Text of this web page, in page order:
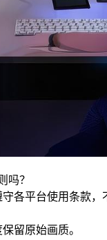
吗？
各平台使用条款，
留原始画质。